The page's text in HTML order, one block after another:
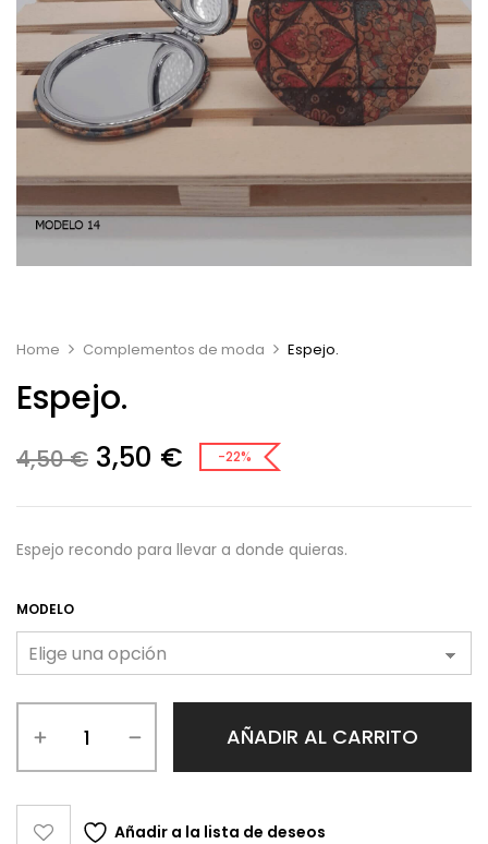
Home Complementos de moda Espejo.
Espejo.
4,50€ 3,50 € -22%
Espejo recondo para llevar a donde quieras.
MODELO
AÑADIR AL CARRITO
Añadir a la lista de deseos